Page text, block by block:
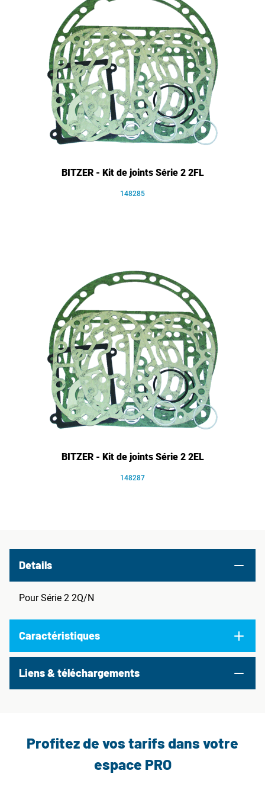
BITZER - Kit de joints Série 2 2FL
148285
BITZER - Kit de joints Série 2 2EL
148287
Details
Pour Série 2 2Q/N
Caractéristiques
Liens & téléchargements
Profitez de vos tarifs dans votre
espace PRO